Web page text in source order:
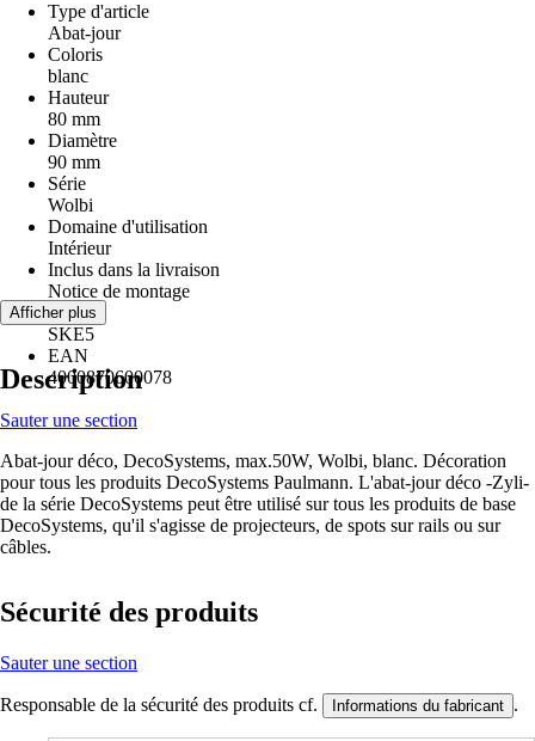
Type d'article
Abat-jour
Coloris
blanc
Hauteur
80 mm
Diamètre
90 mm
Série
Wolbi
Domaine d'utilisation
Intérieur
Inclus dans la livraison
Notice de montage
RC
SKE5
EAN
4000870600078
Afficher plus
Description
Sauter une section
Abat-jour déco, DecoSystems, max.50W, Wolbi, blanc. Décoration
pour tous les produits DecoSystems Paulmann. L'abat-jour déco -Zyli-
de la série DecoSystems peut être utilisé sur tous les produits de base
DecoSystems, qu'il s'agisse de projecteurs, de spots sur rails ou sur
câbles.
Sécurité des produits
Sauter une section
Responsable de la sécurité des produits cf. Informations du fabricant .